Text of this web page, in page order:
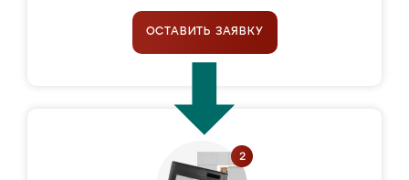
ОСТАВИТЬ ЗАЯВКУ